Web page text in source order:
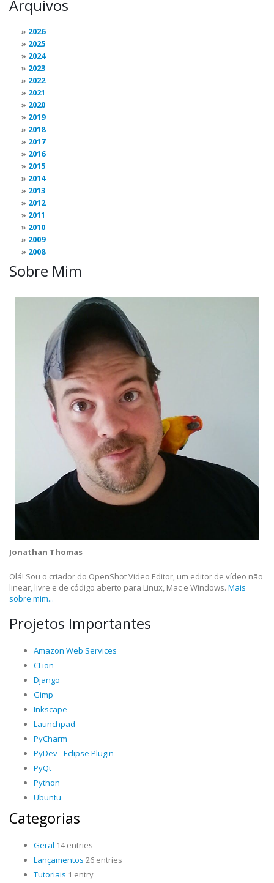
Arquivos
2026
2025
2024
2023
2022
2021
2020
2019
2018
2017
2016
2015
2014
2013
2012
2011
2010
2009
2008
Sobre Mim
Jonathan Thomas
Olá! Sou o criador do OpenShot Video Editor, um editor de vídeo não
linear, livre e de código aberto para Linux, Mac e Windows. Mais
sobre mim...
Projetos Importantes
Amazon Web Services
CLion
Django
Gimp
Inkscape
Launchpad
PyCharm
PyDev - Eclipse Plugin
PyQt
Python
Ubuntu
Categorias
Geral 14 entries
Lançamentos 26 entries
Tutoriais 1 entry